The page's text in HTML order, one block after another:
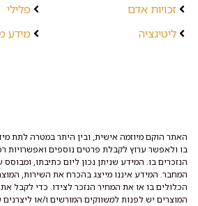
זכויות אדם
ליטיגציה
פלילי
מידע
האתר הוקם מיוזמה אישית, ובין היתר במטרה לתת
בו ולאפשר ערוץ לקבלת פרטים נוספים ואפשרויות
הנזכרים בו. המידע שניתן נכון ליום כתיבתו,
המחבר. המידע איננו מייצג בהכרח את השירות,
הכלולים בו או את המחיר הנזכר לצידו. כדי לקבל
המוצרים יש לפנות למשווקים המורשים ו/או